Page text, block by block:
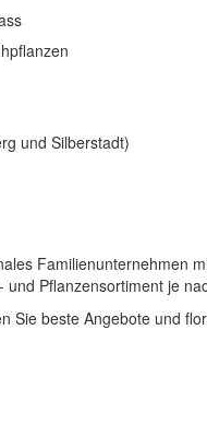
und Silberstadt)
Familienunternehmen
Pflanzensortiment je
Sie beste Angebote und